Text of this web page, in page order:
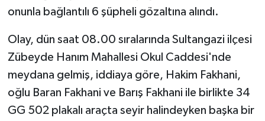
onunla bağlantılı 6 şüpheli gözaltına alındı.
Olay, dün saat 08.00 sıralarında Sultangazi ilçesi
Zübeyde Hanım Mahallesi Okul Caddesi'nde
meydana gelmiş, iddiaya göre, Hakim Fakhani,
oğlu Baran Fakhani ve Barış Fakhani ile birlikte 34
GG 502 plakalı araçta seyir halindeyken başka bir